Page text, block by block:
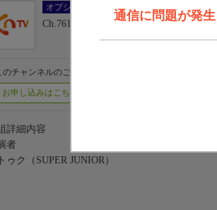
通信に問題が発
オプション
Ch.761
のチャンネルのご視聴には、オプションチャンネル(有
お申し込みはこちら
詳細内容
者
ゥク（SUPER JUNIOR）